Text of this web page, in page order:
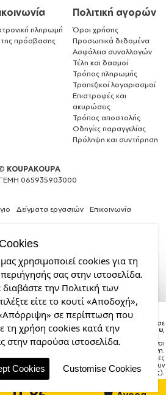
ροζ, κεραμική, 330ml
Η παραγγελία σας θα παραδοθεί σε
courier έως τηνΤρίτη 18 Αυγούστου,
Σημείωση:Η παράδοση στο courier είναι
εκτιμώμενη.
1–3 εργάσιμες
ημέρες (ενδέχεται να υπάρξουν
καθυστερήσεις).
πληρωμή
πρόσβασης
Πολιτική αγορών
Όροι χρήσης
Προσωπικά δεδομένα
Ασφάλεια συναλλαγών
Τέλη και δασμοί
Τρόπος πληρωμής
Τραπεζικοί λογαριασμοί
Επιστροφές και
ακυρώσεις
Τρόπος αποστολής
Οδηγίες παραγγελίας
Πρόληψη και συντήρηση
KOUPAKOUPA
065935903000
Δείγματα εργασιών Επικοινωνία
Web
Design,
Social
Media
&
SEO
Agency
από
την
CDL.gr
χρησιμοποιεί cookies για τη
σας στην ιστοσελίδα.
την Πολιτική των
είτε το κουτί «Αποδοχή»,
«Απόρριψη» σε περίπτωση που
τη χρήση cookies κατά την
στην παρούσα ιστοσελίδα.
Cookies Customise Cookies